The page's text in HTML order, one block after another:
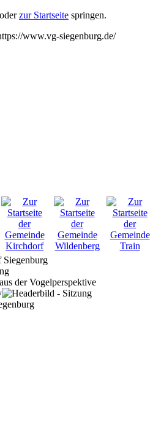
oderzur Startseite springen.
www.vg-siegenburg.de/